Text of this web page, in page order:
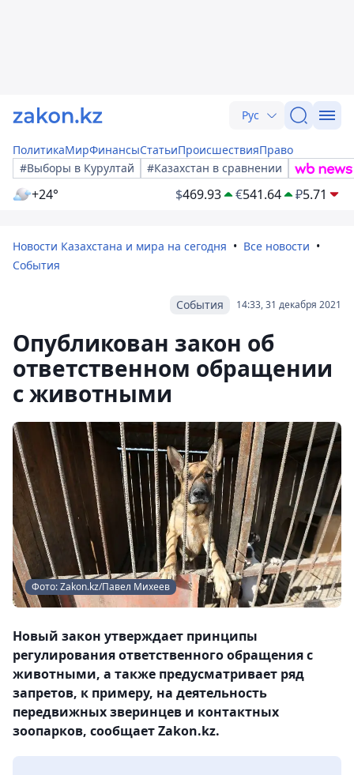
Рус
ПолитикаМирФинансыСтатьиПроисшествияПраво
#Выборы в Курултай
#Казахстан в сравнении
+24° $469.93 €541.64 ₽5.71
Новости Казахстана и мира на сегодня
Все новости
События
14:33, 31 декабря 2021
События
Опубликован закон об
ответственном обращении
с животными
Фото: Zakon.kz/Павел Михеев
Новый закон утверждает принципы
регулирования ответственного обращения с
животными, а также предусматривает ряд
запретов, к примеру, на деятельность
передвижных зверинцев и контактных
зоопарков, сообщает Zakon.kz.